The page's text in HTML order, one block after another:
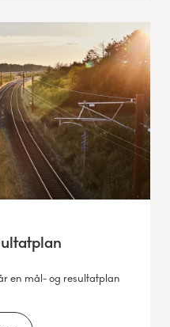
en mål- og resultatplan